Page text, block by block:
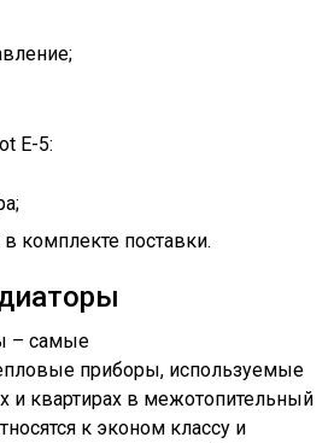
Е-5:
комплекте поставки.
– самые
приборы, используемые
и квартирах в межотопительный
к эконом классу и